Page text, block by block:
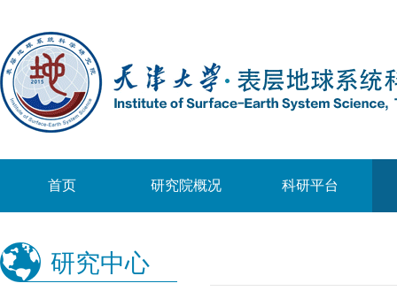
首页 研究院概况 科研平台
研究中心